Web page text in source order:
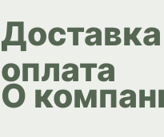
оплата
О